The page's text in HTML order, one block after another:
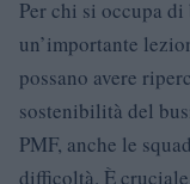
Per chi si occupa di
un’importante
possano avere
sostenibilità del
PMF, anche le
difficoltà. È